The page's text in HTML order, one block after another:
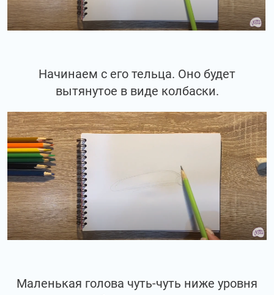
Начинаем с его тельца. Оно будет
вытянутое в виде колбаски.
Маленькая голова чуть-чуть ниже уровня